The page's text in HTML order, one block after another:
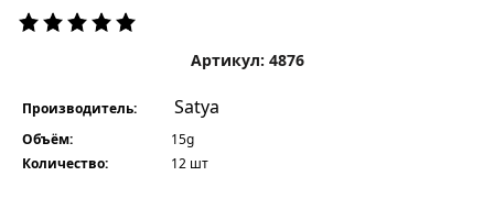
Артикул: 4876
Производитель: Satya
Объём:
15g
Количество:
12 шт